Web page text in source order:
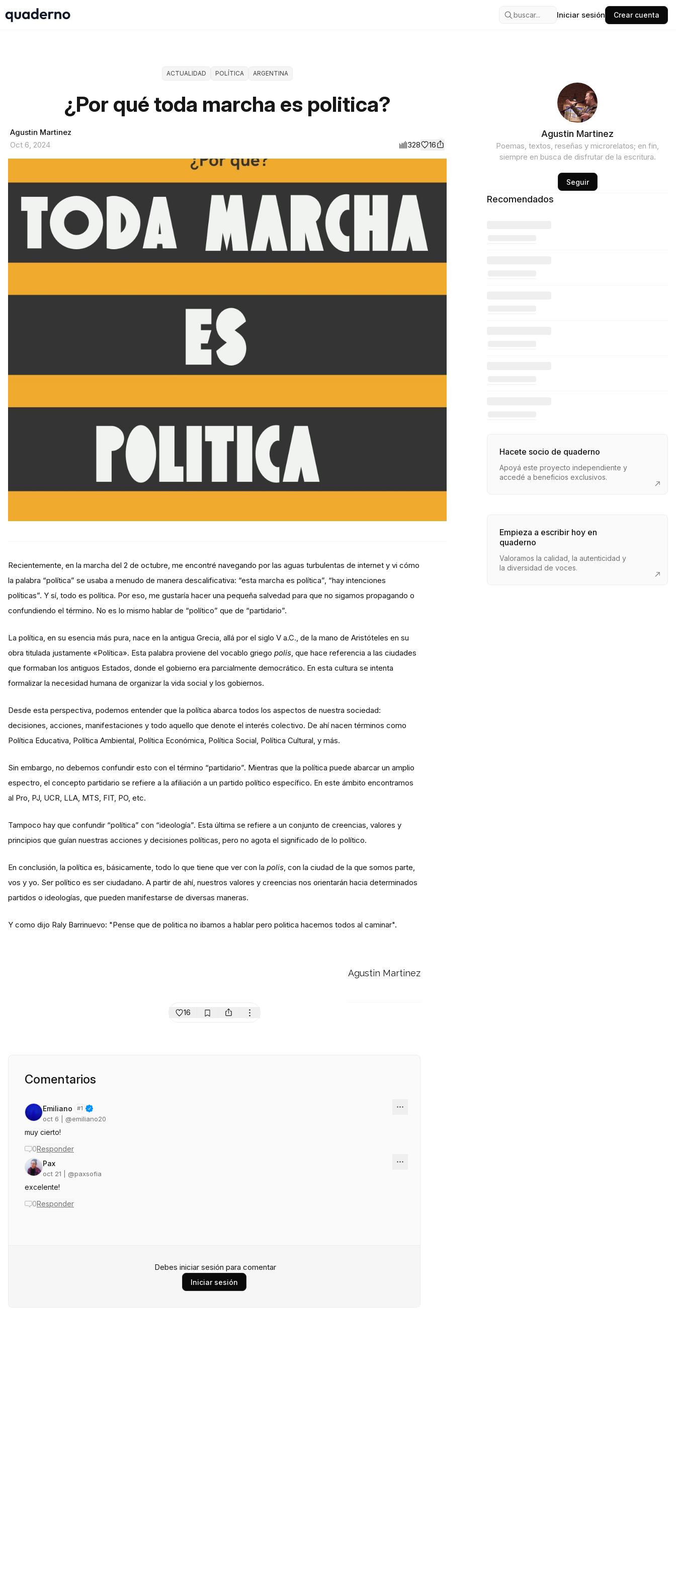
buscar... Iniciar sesión Crear cuenta
ACTUALIDAD POLÍTICA ARGENTINA
¿Por qué toda marcha es politica?
Agustin Martinez
Oct 6, 2024
328 16
Recientemente, en la marcha del 2 de octubre, me encontré navegando por las aguas turbulentas de internet y vi cómo
la palabra “política” se usaba a menudo de manera descalificativa: “esta marcha es política”, “hay intenciones
políticas”. Y sí, todo es política. Por eso, me gustaría hacer una pequeña salvedad para que no sigamos propagando o
confundiendo el término. No es lo mismo hablar de “político” que de “partidario”.
La política, en su esencia más pura, nace en la antigua Grecia, allá por el siglo V a.C., de la mano de Aristóteles en su
obra titulada justamente «Política». Esta palabra proviene del vocablo griego polis, que hace referencia a las ciudades
que formaban los antiguos Estados, donde el gobierno era parcialmente democrático. En esta cultura se intenta
formalizar la necesidad humana de organizar la vida social y los gobiernos.
Desde esta perspectiva, podemos entender que la política abarca todos los aspectos de nuestra sociedad:
decisiones, acciones, manifestaciones y todo aquello que denote el interés colectivo. De ahí nacen términos como
Política Educativa, Política Ambiental, Política Económica, Política Social, Política Cultural, y más.
Sin embargo, no debemos confundir esto con el término “partidario”. Mientras que la política puede abarcar un amplio
espectro, el concepto partidario se refiere a la afiliación a un partido político específico. En este ámbito encontramos
al Pro, PJ, UCR, LLA, MTS, FIT, PO, etc.
Tampoco hay que confundir “política” con “ideología”. Esta última se refiere a un conjunto de creencias, valores y
principios que guían nuestras acciones y decisiones políticas, pero no agota el significado de lo político.
En conclusión, la política es, básicamente, todo lo que tiene que ver con la polis, con la ciudad de la que somos parte,
vos y yo. Ser político es ser ciudadano. A partir de ahí, nuestros valores y creencias nos orientarán hacia determinados
partidos o ideologías, que pueden manifestarse de diversas maneras.
Y como dijo Raly Barrinuevo: "Pense que de politica no ibamos a hablar pero politica hacemos todos al caminar".
Agustin Martinez
16
Comentarios
Emiliano #1
oct 6 | @emiliano20
muy cierto!
0Responder
Pax
oct 21 | @paxsofia
excelente!
0Responder
Debes iniciar sesión para comentar
Iniciar sesión
Agustin Martinez
Poemas, textos, reseñas y microrelatos; en fin,
siempre en busca de disfrutar de la escritura.
Seguir
Recomendados
Hacete socio de quaderno
Apoyá este proyecto independiente y
accedé a beneficios exclusivos.
Empieza a escribir hoy en
quaderno
Valoramos la calidad, la autenticidad y
la diversidad de voces.